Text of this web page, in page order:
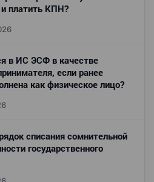
платить КПН?
в ИС ЭСФ в качестве
если ранее
как физическое лицо?
списания сомнительной
государственного